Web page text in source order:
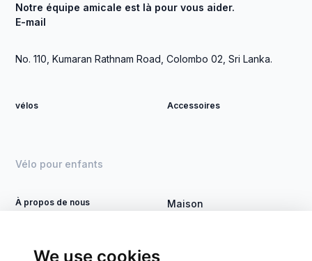
We use cookies
Notre équipe amicale est là pour vous aider.
E-mail
No. 110, Kumaran Rathnam Road, Colombo 02, Sri Lanka.
vélos
Vélo pour enfants
Accessoires
À propos de nous
Traiter
Maison